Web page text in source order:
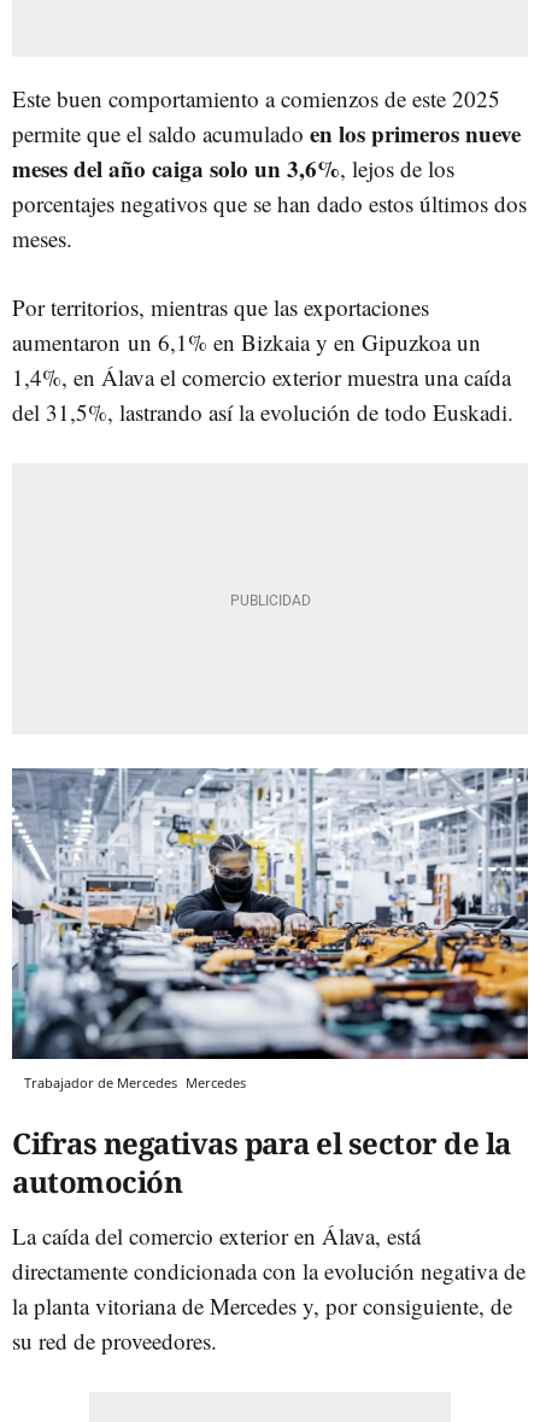
Este buen comportamiento a comienzos de este 2025
permite que el saldo acumulado en los primeros nueve
meses del año caiga solo un 3,6%, lejos de los
porcentajes negativos que se han dado estos últimos dos
meses.
Por territorios, mientras que las exportaciones
aumentaron un 6,1% en Bizkaia y en Gipuzkoa un
1,4%, en Álava el comercio exterior muestra una caída
del 31,5%, lastrando así la evolución de todo Euskadi.
Trabajador de Mercedes Mercedes
Cifras negativas para el sector de la
automoción
La caída del comercio exterior en Álava, está
directamente condicionada con la evolución negativa de
la planta vitoriana de Mercedes y, por consiguiente, de
su red de proveedores.